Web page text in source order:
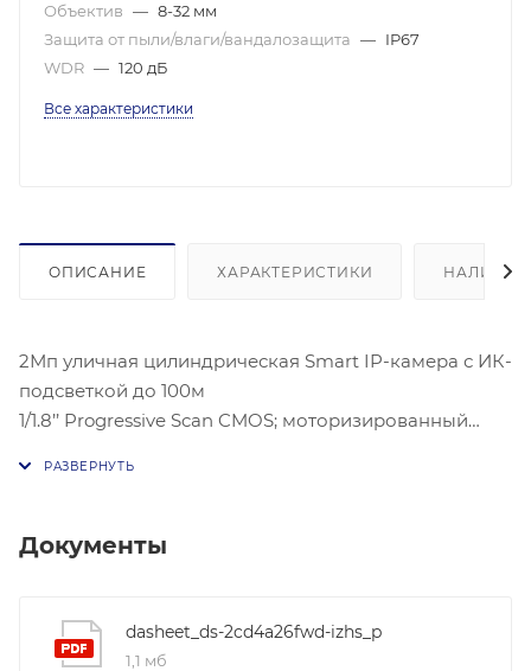
Объектив — 8-32 мм
Защита от пыли/влаги/вандалозащита — IP67
WDR — 120 дБ
Все характеристики
ОПИСАНИЕ ХАРАКТЕРИСТИКИ НАЛИЧИЕ
2Мп уличная цилиндрическая Smart IP-камера с ИК-
подсветкой до 100м
1/1.8’’ Progressive Scan CMOS; моторизированный
Документы
dasheet_ds-2cd4a26fwd-izhs_p
1,1 мб